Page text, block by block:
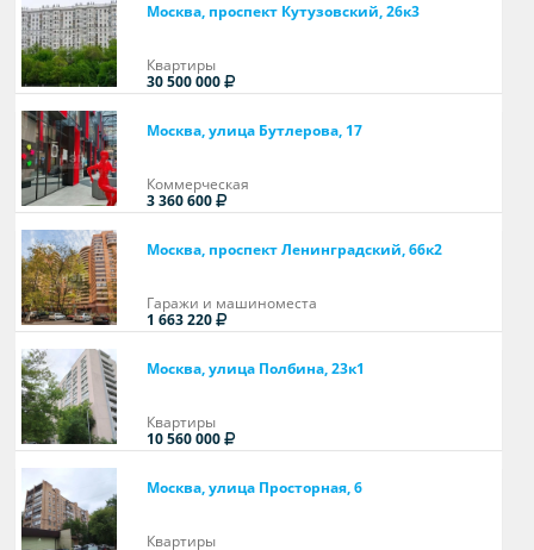
Москва, проспект Кутузовский, 26к3
Квартиры
30 500 000
Москва, улица Бутлерова, 17
Коммерческая
3 360 600
Москва, проспект Ленинградский, 66к2
Гаражи и машиноместа
1 663 220
Москва, улица Полбина, 23к1
Квартиры
10 560 000
Москва, улица Просторная, 6
Квартиры